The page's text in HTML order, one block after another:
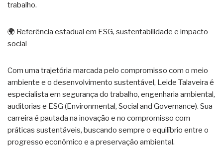
trabalho.
🌍 Referência estadual em ESG, sustentabilidade e impacto
social
Com uma trajetória marcada pelo compromisso com o meio
ambiente e o desenvolvimento sustentável, Leide Talaveira é
especialista em segurança do trabalho, engenharia ambiental,
auditorias e ESG (Environmental, Social and Governance). Sua
carreira é pautada na inovação e no compromisso com
práticas sustentáveis, buscando sempre o equilíbrio entre o
progresso econômico e a preservação ambiental.